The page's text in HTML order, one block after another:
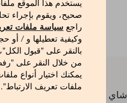
يستخدم هذا الموقع
صحيح، ويقوم بإجراء
راجع سياسة ملفات
وكيفية تعطيلها و / أو
بالنقر على "قبول
من خلال النقر على
يمكنك اختيار أنواع
ملفات تعريف الارتباط".
شاي ينمو بصورة طبيعية في غابات